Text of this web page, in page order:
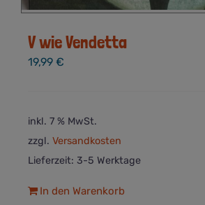
V wie Vendetta
19,99 €
inkl. 7 % MwSt.
zzgl. Versandkosten
Lieferzeit: 3-5 Werktage
In den Warenkorb